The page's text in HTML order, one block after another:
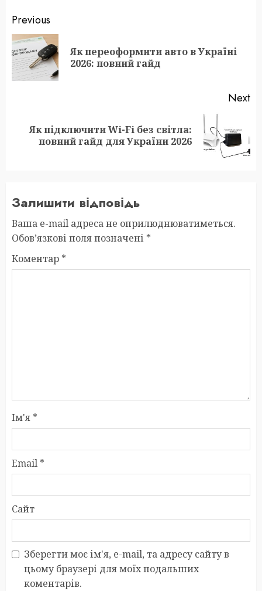
Post
navigation
Previous
Як переоформити авто в Україні
2026: повний гайд
Next
NextЯк підключити Wi-Fi без світла:
повний гайд для України 2026
Залишити відповідь
Ваша e-mail адреса не оприлюднюватиметься.
Обов’язкові поля позначені *
Коментар *
Ім'я *
Email *
Сайт
Зберегти моє ім'я, e-mail, та адресу сайту в
цьому браузері для моїх подальших
коментарів.